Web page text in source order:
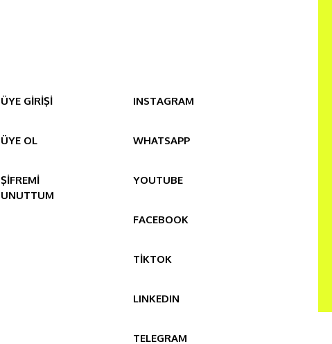
ÜYE GİRİŞİ
ÜYE OL
ŞİFREMİ
UNUTTUM
INSTAGRAM
WHATSAPP
YOUTUBE
FACEBOOK
TİKTOK
LINKEDIN
TELEGRAM